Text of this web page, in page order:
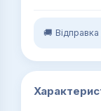
🚚